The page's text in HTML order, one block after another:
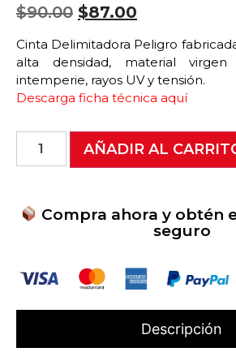
$90.00 $87.00
Cinta Delimitadora Peligro
alta densidad, material
intemperie, rayos UV y tensión.
Descarga ficha técnica aquí
AÑADIR AL
Compra ahora y obtén
seguro
Descripción